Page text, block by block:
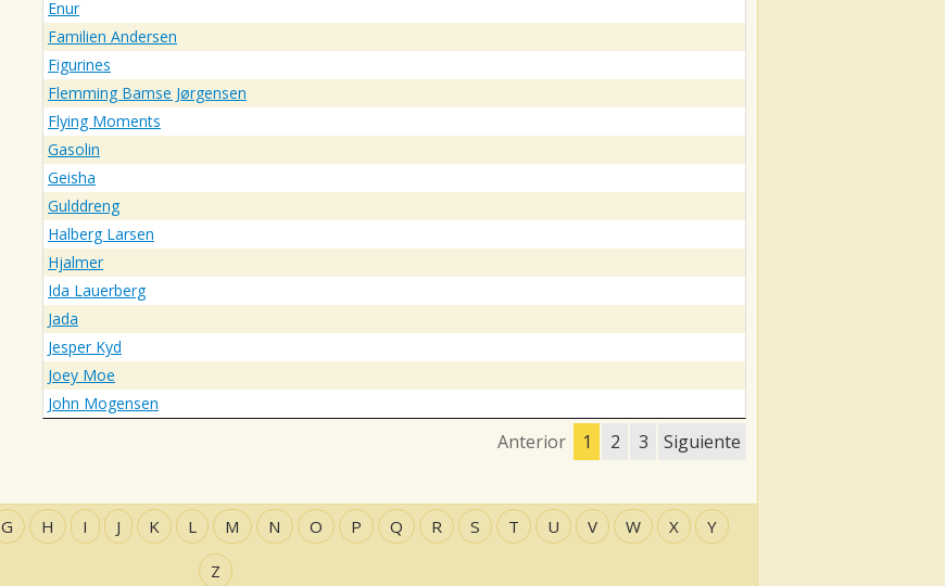
Enur
Familien Andersen
Figurines
Flemming Bamse Jørgensen
Flying Moments
Gasolin
Geisha
Gulddreng
Halberg Larsen
Hjalmer
Ida Lauerberg
Jada
Jesper Kyd
Joey Moe
John Mogensen
Anterior 1 2 3 Siguiente
G H I J K L M N O P Q R S T U V W X Y
Z